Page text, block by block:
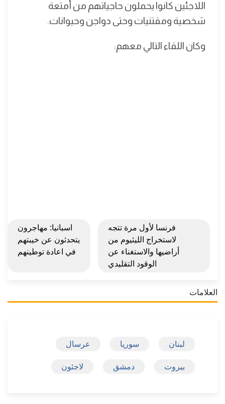
اللاجئين كانوا يحملون حاجياتهم من أمتعة
شخصية ومقتنيات وحتى دواجن وحيوانات.
وكان اللقاء التالي معهم:
فرنسا لأول مرة تتجه
لاستخراج الليثيوم من
أراضيها والاستغناء عن
الوقود التقليدي
اسبانيا: مهاجرون
يتحدثون عن خيبتهم
في اعادة توطينهم
العلامات
لبنان سوريا عرسال
بيروت دمشق لاجئون